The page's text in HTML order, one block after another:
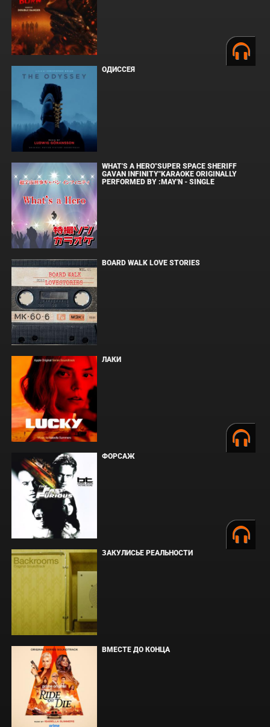
ОДИССЕЯ
WHAT'S A HERO"SUPER SPACE SHERIFF
GAVAN INFINITY"KARAOKE ORIGINALLY
PERFORMED BY :MAY'N - SINGLE
BOARD WALK LOVE STORIES
ЛАКИ
ФОРСАЖ
ЗАКУЛИСЬЕ РЕАЛЬНОСТИ
ВМЕСТЕ ДО КОНЦА